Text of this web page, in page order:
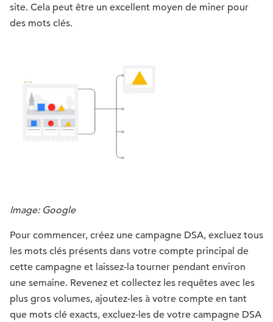
site. Cela peut être un excellent moyen de miner pour
des mots clés.
Image: Google
Pour commencer, créez une campagne DSA, excluez tous
les mots clés présents dans votre compte principal de
cette campagne et laissez-la tourner pendant environ
une semaine. Revenez et collectez les requêtes avec les
plus gros volumes, ajoutez-les à votre compte en tant
que mots clé exacts, excluez-les de votre campagne DSA